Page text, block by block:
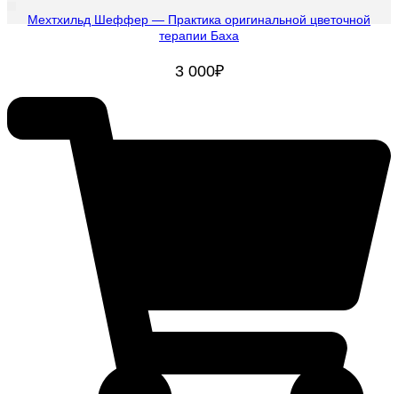
Мехтхильд Шеффер — Практика оригинальной цветочной
терапии Баха
3 000₽